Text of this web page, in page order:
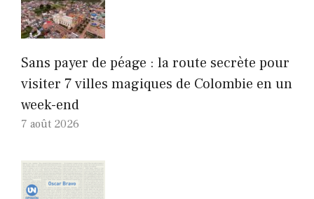
Sans payer de péage : la route secrète pour
visiter 7 villes magiques de Colombie en un
week-end
7 août 2026